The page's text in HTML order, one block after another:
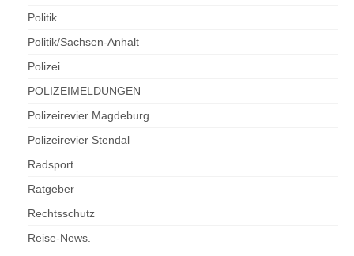
Politik
Politik/Sachsen-Anhalt
Polizei
POLIZEIMELDUNGEN
Polizeirevier Magdeburg
Polizeirevier Stendal
Radsport
Ratgeber
Rechtsschutz
Reise-News.